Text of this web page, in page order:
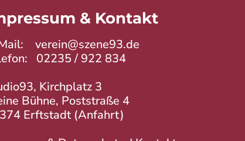
& Kontakt
verein@szene93.de
02235 / 922 834
Kirchplatz 3
Bühne, Poststraße 4
Erftstadt (Anfahrt)